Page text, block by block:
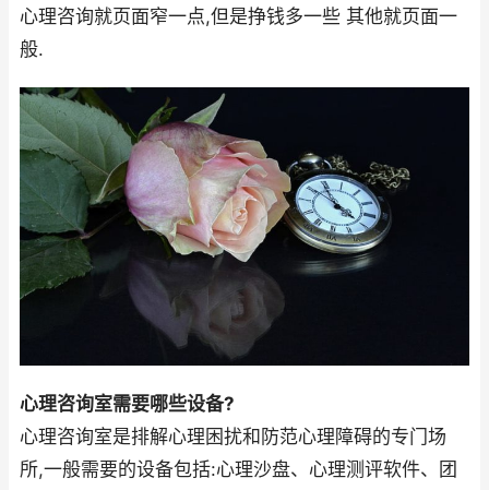
心理咨询就页面窄一点,但是挣钱多一些 其他就页面一
般.
心理咨询室需要哪些设备?
心理咨询室是排解心理困扰和防范心理障碍的专门场
所,一般需要的设备包括:心理沙盘、心理测评软件、团